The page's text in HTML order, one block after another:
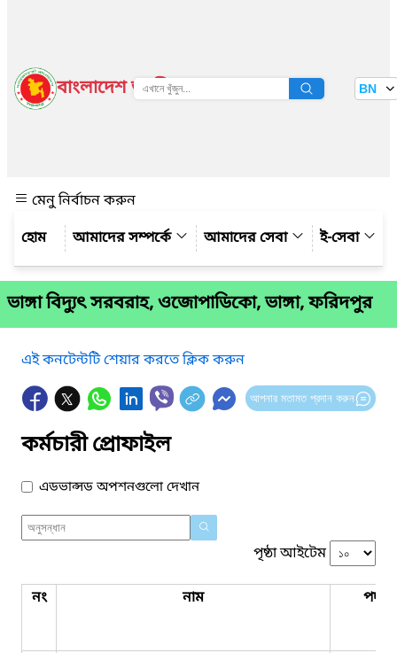
বাংলাদেশ জাতীয় তথ্য বাতায়ন BN
মেনু নির্বাচন করুন
আমাদের সম্পর্কে
আমাদের সেবা ই-সেবা
ভাঙ্গা বিদ্যুৎ সরবরাহ, ওজোপাডিকো, ভাঙ্গা, ফরিদপুর
এই কনটেন্টটি শেয়ার করতে ক্লিক করুন
আপনার মতামত প্রদান করুন
কর্মচারী প্রোফাইল
এডভান্সড অপশনগুলো দেখান
পৃষ্ঠা আইটেম
নং নাম পদবি